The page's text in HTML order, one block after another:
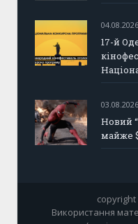
04.08.2026
17-й
03.08.2026
Новий
майже
copyright
Використання